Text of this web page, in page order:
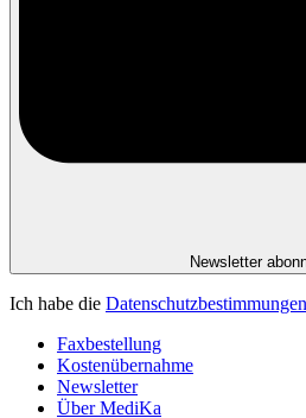
Newsletter
Ich habe die Datenschutzbestimmungen
Faxbestellung
Kostenübernahme
Newsletter
Über MediKa